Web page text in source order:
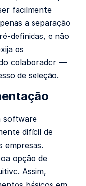
facilmente
a separação
definidas, e não
os
colaborador —
de seleção.
software
difícil de
empresas.
opção de
Assim,